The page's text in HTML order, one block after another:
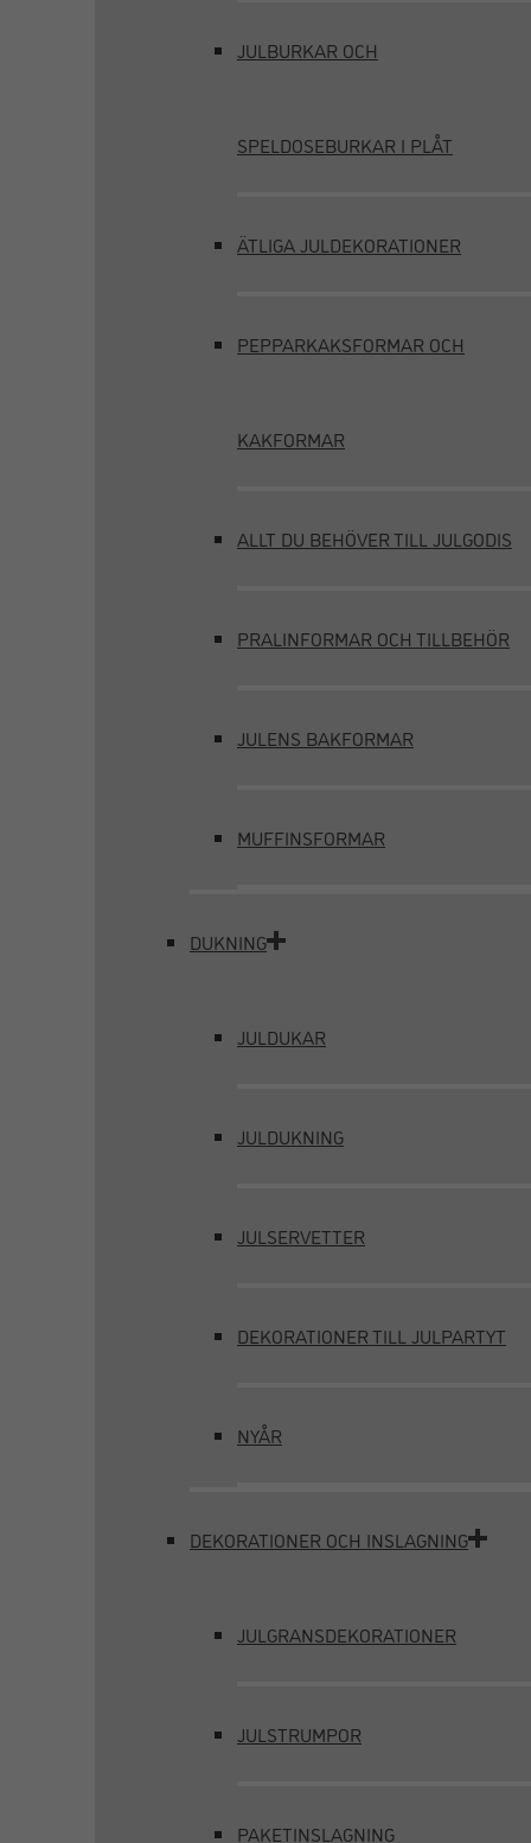
JULBURKAR OCH
SPELDOSEBURKAR I PLÅT
ÄTLIGA JULDEKORATIONER
PEPPARKAKSFORMAR OCH
KAKFORMAR
ALLT DU BEHÖVER TILL JULGODIS
PRALINFORMAR OCH TILLBEHÖR
JULENS BAKFORMAR
MUFFINSFORMAR
DUKNING
JULDUKAR
JULDUKNING
JULSERVETTER
DEKORATIONER TILL JULPARTYT
NYÅR
DEKORATIONER OCH INSLAGNING
JULGRANSDEKORATIONER
JULSTRUMPOR
PAKETINSLAGNING